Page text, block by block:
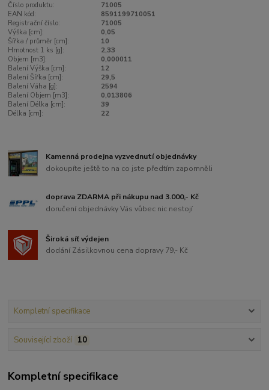
Číslo produktu:
71005
EAN kód:
8591199710051
Registrační číslo:
71005
Výška [cm]:
0,05
Šířka / průměr [cm]:
10
Hmotnost 1 ks [g]:
2,33
Objem [m3]:
0,000011
Balení Výška [cm]:
12
Balení Šířka [cm]:
29,5
Balení Váha [g]:
2594
Balení Objem [m3]:
0,013806
Balení Délka [cm]:
39
Délka [cm]:
22
Kamenná prodejna vyzvednutí objednávky
dokoupíte ještě to na co jste předtím zapomněli
doprava ZDARMA při nákupu nad 3.000,- Kč
doručení objednávky Vás vůbec nic nestojí
Široká síť výdejen
dodání Zásilkovnou cena dopravy 79,- Kč
Kompletní specifikace
Související zboží 10
Kompletní specifikace